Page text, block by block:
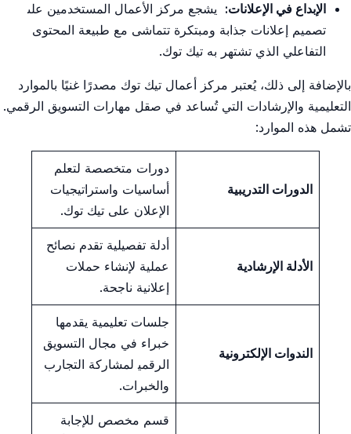
الإبداع في ​الإعلانات: ⁤ يشجع مركز الأعمال‌ المستخدمين⁤ على‍
تصميم ​إعلانات جذابة ​ومبتكرة تتماشى مع⁢ طبيعة المحتوى
التفاعلي الذي ⁣تشتهر به⁢ تيك توك.
بالإضافة⁤ إلى ‌ذلك، يُعتبر ⁣مركز أعمال تيك توك مصدرًا غنيًا بالموارد
⁤التعليمية⁢ والإرشادات التي⁤ تُساعد في ​صقل مهارات التسويق الرقمي.
تشمل هذه الموارد:
الدورات التدريبية
دورات متخصصة لتعلم
أساسيات واستراتيجيات
الإعلان على ⁢تيك توك.
الأدلة‌ الإرشادية
أدلة تفصيلية‌ تقدم نصائح
عملية ⁣لإنشاء حملات⁤
إعلانية ناجحة.
الندوات⁣ الإلكترونية
جلسات تعليمية يقدمها
خبراء‍ في مجال التسويق
الرقمي‍ لمشاركة التجارب
والخبرات.
قسم مخصص للإجابة